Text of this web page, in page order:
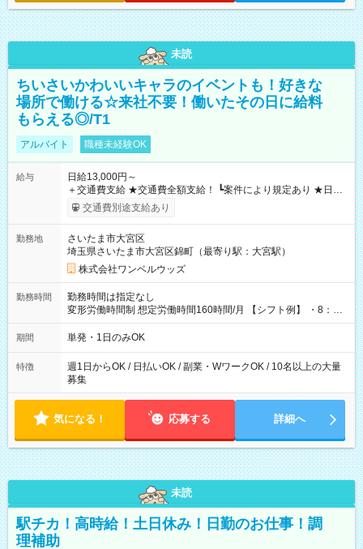
未読
ちいさいかわいいキャラのイベントも！好きな
場所で働ける☆来社不要！働いたその日に給料
もらえる◎/T1
アルバイト 職種未経験OK
給与
日給13,000円～
＋交通費支給 ★交通費全額支給！ ┗案件により規定あり ★日払
いOK！（規定あり） ┗働いたその日に現金GET♪ お仕事後はコ
ンビニATMから 日払い分を引き落とせます！ 【試用期間】試
交通費別途支給あり
勤務地
さいたま市大宮区
埼玉県さいたま市大宮区錦町（最寄り駅：大宮駅）
株式会社ワンベルウッズ
勤務時間
勤務時間は指定なし
変形労働時間制 想定労働時間160時間/月 【シフト例】 ・8：00
～21：00
期間 単発・1日のみOK
特徴
週1日からOK / 日払いOK / 副業・WワークOK / 10名以上の大量
募集
気になる！ 応募する 詳細へ
未読
駅チカ！高時給！土日休み！日勤のお仕事！調
理補助